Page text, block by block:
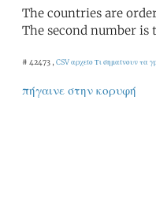
The countries are
The second number
# 42473 , CSV αρχείοΤι σημαίνουν τα
πήγαινε στην κορυφή